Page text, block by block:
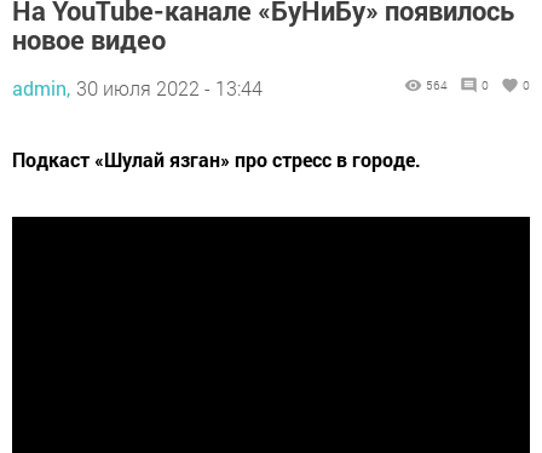
На YouTube-канале «БуНиБу» появилось
новое видео
admin, 30 июля 2022 - 13:44 564 0 0
Подкаст «Шулай язган» про стресс в городе.